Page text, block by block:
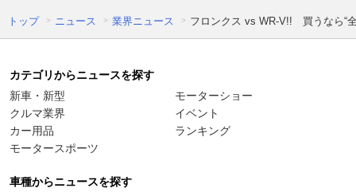
トップ ニュース 業界ニュース フロンクス vs WR-V!! 買うなら“
カテゴリからニュースを探す
新車・新型
クルマ業界
カー用品
モータースポーツ
モーターショー
イベント
ランキング
車種からニュースを探す